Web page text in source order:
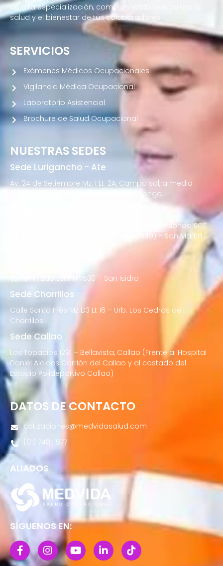
de alta especialización, comprometido con cuidar la
salud y el bienestar de tus colaboradores.
NUESTRAS SEDES
Sede Lurigancho - Ate
Av. 24 de Setiembre Mz. I Lt. 2A, Campo sol, a media
cuadra del Paradero Cabana, Carapongo.
Av. Francisco Bolognesi Nro. 101 Urb. Mesa Redonda SCT
02 (Esquina con Av. Gerardo Unger 7049) – San Martin
Javier Prado Este N°1530 – San Isidro
Sede Chorrillos
Calle Santa Inés Mz D3 Lt 16 – Urb. Los Cedros de
Chorrillos
Sede Callao
Los Topacios 1291 – Bellavista, Callao (Frente al Hospital
Daniel Alcides Carrión del Callao y al costado del
Estadio Polideportivo Callao)
SERVICIOS
Exámenes Médicos Ocupacionales
Vigilancia Médica Ocupacional
Laboratorio Asistencial
Brochure de Salud Ocupacional
DATOS DE CONTACTO
cotizaciones@medvidasalud.com
(01) 748-1577
ALIADOS
SÍGUENOS EN: